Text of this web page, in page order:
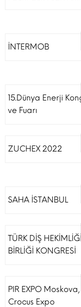
İNTERMOB
15.Dünya Enerji
ve Fuarı
ZUCHEX 2022
SAHA İSTANBUL
TÜRK DİŞ HEKİMLİĞİ
BİRLİĞİ KONGRESİ
PIR EXPO Moskova,
Crocus Expo